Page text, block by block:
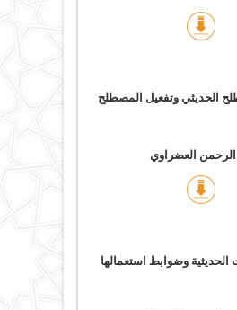
الحديثي وتفعيل المصطلح
الرحمن العضراوي
وضوابط استعمالها